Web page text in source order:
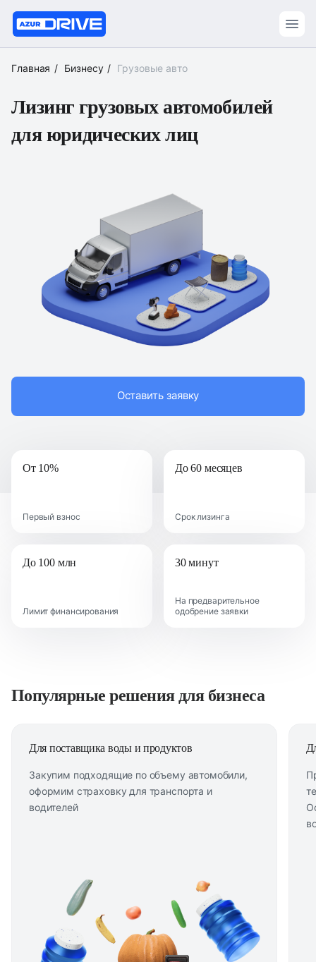
Главная Бизнесу Грузовые авто
Лизинг грузовых автомобилей
для юридических лиц
Оставить заявку
От 10%
Первый взнос
До 60 месяцев
Срок лизинга
До 100 млн
Лимит финансирования
30 минут
На предварительное
одобрение заявки
Популярные решения для бизнеса
Для поставщика воды и продуктов
Закупим подходящие по объему автомобили,
оформим страховку для транспорта и
водителей